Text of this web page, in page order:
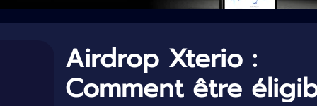
Airdrop Xterio :
Comment être